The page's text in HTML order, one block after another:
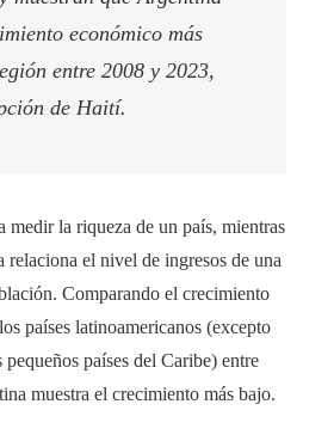
económico más
entre 2008 y 2023,
de Haití.
medir la riqueza de un país, mientras
relaciona el nivel de ingresos de una
Comparando el crecimiento
países latinoamericanos (excepto
países del Caribe) entre
muestra el crecimiento más bajo.